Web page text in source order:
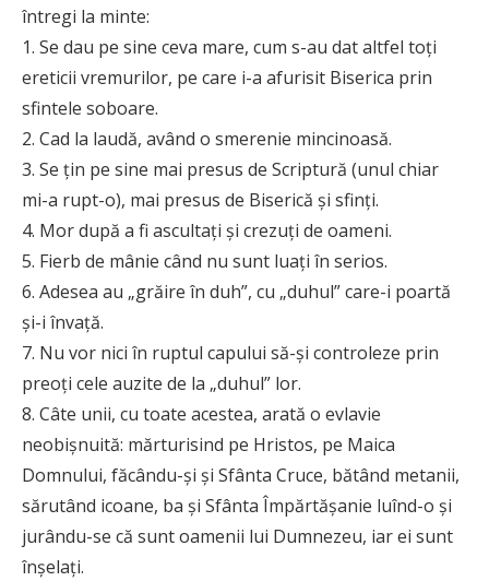
întregi la minte:
1. Se dau pe sine ceva mare, cum s-au dat altfel toţi
ereticii vremurilor, pe care i-a afurisit Biserica prin
sfintele soboare.
2. Cad la laudă, având o smerenie mincinoasă.
3. Se ţin pe sine mai presus de Scriptură (unul chiar
mi-a rupt-o), mai presus de Biserică şi sfinţi.
4. Mor după a fi ascultaţi şi crezuţi de oameni.
5. Fierb de mânie când nu sunt luaţi în serios.
6. Adesea au „grăire în duh”, cu „duhul” care-i poartă
şi-i învaţă.
7. Nu vor nici în ruptul capului să-şi controleze prin
preoţi cele auzite de la „duhul” lor.
8. Câte unii, cu toate acestea, arată o evlavie
neobişnuită: mărturisind pe Hristos, pe Maica
Domnului, făcându-şi şi Sfânta Cruce, bătând metanii,
sărutând icoane, ba şi Sfânta Împărtăşanie luînd-o şi
jurându-se că sunt oamenii lui Dumnezeu, iar ei sunt
înşelaţi.